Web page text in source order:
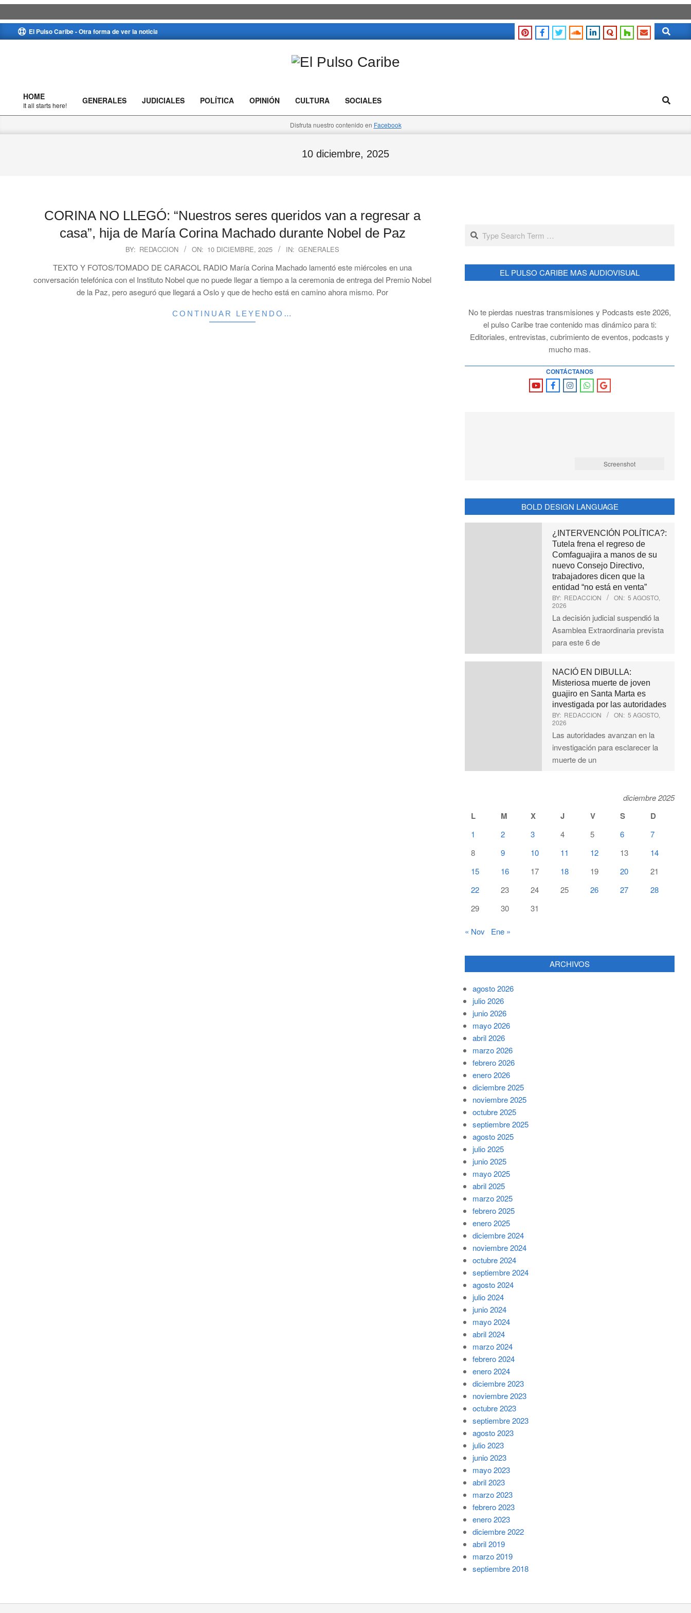
to
El Pulso Caribe - Otra forma de ver la noticia Search
Caribe
Primary
Navigation
HOME
It all starts here! GENERALES JUDICIALES POLÍTICA OPINIÓN CULTURA SOCIALES Search
Disfruta nuestro contenido en Facebook
10 diciembre, 2025
CORINA NO LLEGÓ: “Nuestros seres queridos van a regresar a
casa”, hija de María Corina Machado durante Nobel de Paz
BY: REDACCION ON: 10 DICIEMBRE, 2025 IN: GENERALES
TEXTO Y FOTOS/TOMADO DE CARACOL RADIO María Corina Machado lamentó este miércoles en una
conversación telefónica con el Instituto Nobel que no puede llegar a tiempo a la ceremonia de entrega del Premio Nobel
de la Paz, pero aseguró que llegará a Oslo y que de hecho está en camino ahora mismo. Por
CONTINUAR LEYENDO…
Search
EL PULSO CARIBE MAS AUDIOVISUAL
No te pierdas nuestras transmisiones y Podcasts este 2026,
el pulso Caribe trae contenido mas dinámico para ti:
Editoriales, entrevistas, cubrimiento de eventos, podcasts y
mucho mas.
CONTÁCTANOS
Screenshot
BOLD DESIGN LANGUAGE
¿INTERVENCIÓN POLÍTICA?:
Tutela frena el regreso de
Comfaguajira a manos de su
nuevo Consejo Directivo,
trabajadores dicen que la
entidad “no está en venta”
BY: REDACCION ON: 5 AGOSTO,
2026
La decisión judicial suspendió la
Asamblea Extraordinaria prevista
para este 6 de
NACIÓ EN DIBULLA:
Misteriosa muerte de joven
guajiro en Santa Marta es
investigada por las autoridades
BY: REDACCION ON: 5 AGOSTO,
2026
Las autoridades avanzan en la
investigación para esclarecer la
muerte de un
diciembre 2025
L M X J V S D
1 2 3 4 5 6
7
8
9 10 11 12 13
14
15
16 17 18 19 20
21
22
23 24 25 26 27
28
29
30 31
« Nov Ene »
ARCHIVOS
agosto 2026
julio 2026
junio 2026
mayo 2026
abril 2026
marzo 2026
febrero 2026
enero 2026
diciembre 2025
noviembre 2025
octubre 2025
septiembre 2025
agosto 2025
julio 2025
junio 2025
mayo 2025
abril 2025
marzo 2025
febrero 2025
enero 2025
diciembre 2024
noviembre 2024
octubre 2024
septiembre 2024
agosto 2024
julio 2024
junio 2024
mayo 2024
abril 2024
marzo 2024
febrero 2024
enero 2024
diciembre 2023
noviembre 2023
octubre 2023
septiembre 2023
agosto 2023
julio 2023
junio 2023
mayo 2023
abril 2023
marzo 2023
febrero 2023
enero 2023
diciembre 2022
abril 2019
marzo 2019
septiembre 2018